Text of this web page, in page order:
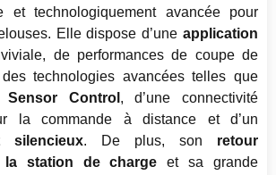
et technologiquement avancée pour
Elle dispose d’une application
de performances de coupe de
technologies avancées telles que
Sensor Control , d’une connectivité
la commande à distance et d’un
silencieux. De plus, son retour
la station de charge et sa grande